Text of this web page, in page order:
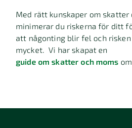
Med rätt kunskaper om skatter
minimerar du riskerna för ditt
att någonting blir fel och
mycket. Vi har skapat en
guide om skatter och moms